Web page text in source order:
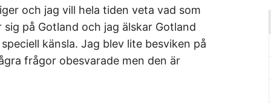
och jag vill hela tiden veta vad som
sig på Gotland och jag älskar Gotland
känsla. Jag blev lite besviken på
frågor obesvarade men den är